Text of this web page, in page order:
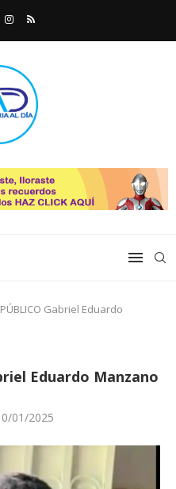
PÚBLICO Gabriel Eduardo
Eduardo Manzano
01/2025